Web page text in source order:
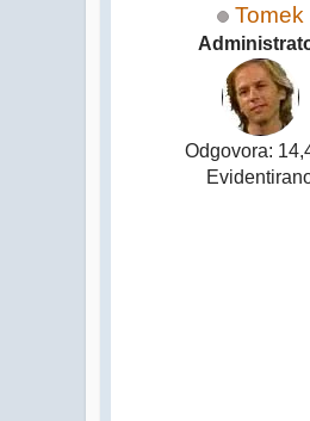
Tomek
Odgovora: